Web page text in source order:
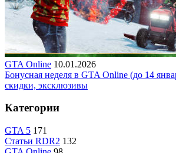
GTA Online 10.01.2026
Бонусная неделя в GTA Online (до 14
скидки, эксклюзивы
Категории
GTA 5 171
Статьи RDR2 132